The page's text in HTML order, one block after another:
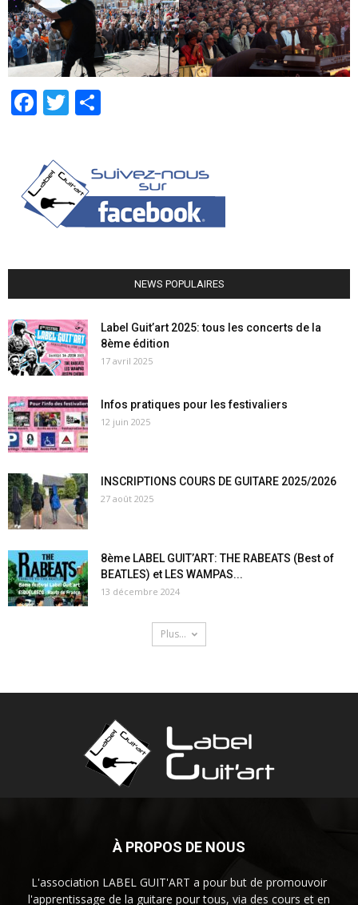
Facebook
Twitter
NEWS POPULAIRES
Label Guit’art 2025: tous les concerts de la
8ème édition
17 avril 2025
Infos pratiques pour les festivaliers
12 juin 2025
INSCRIPTIONS COURS DE GUITARE 2025/2026
27 août 2025
8ème LABEL GUIT’ART: THE RABEATS (Best of
BEATLES) et LES WAMPAS...
13 décembre 2024
Plus...
À PROPOS DE NOUS
L'association LABEL GUIT'ART a pour but de promouvoir
l'apprentissage de la guitare pour tous, via des cours et en